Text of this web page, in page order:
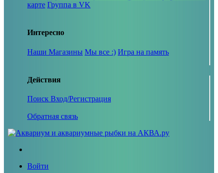
карте Группа в VK
Интересно
Наши Магазины Мы все :) Игра на память
Действия
Поиск Вход/Регистрация
Обратная связь
Войти